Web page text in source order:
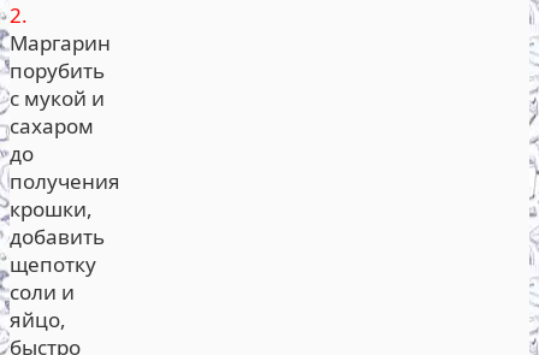
2.
Маргарин
порубить
с мукой и
сахаром
до
получения
крошки,
добавить
щепотку
соли и
яйцо,
быстро